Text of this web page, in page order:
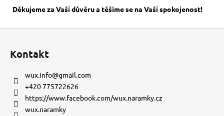
Děkujeme za Vaši důvěru a těšíme se na Vaši spokojenost!
Kontakt
wux.info@gmail.com
+420 775722626
https://www.facebook.com/wux.naramky.cz
wux.naramky